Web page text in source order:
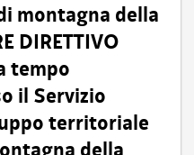
montagna della
DIRETTIVO
tempo
il Servizio
territoriale